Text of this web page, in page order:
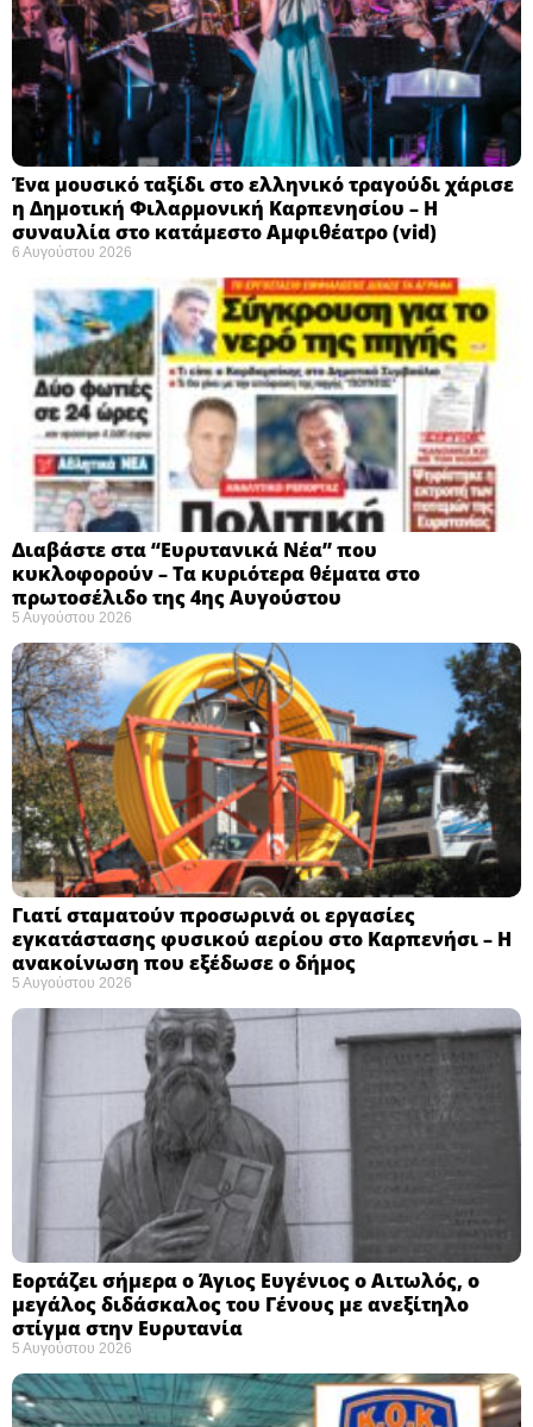
Ένα μουσικό ταξίδι στο ελληνικό τραγούδι χάρισε
η Δημοτική Φιλαρμονική Καρπενησίου – Η
συναυλία στο κατάμεστο Αμφιθέατρο (vid)
6 Αυγούστου 2026
Διαβάστε στα “Ευρυτανικά Νέα” που
κυκλοφορούν – Τα κυριότερα θέματα στο
πρωτοσέλιδο της 4ης Αυγούστου
5 Αυγούστου 2026
Γιατί σταματούν προσωρινά οι εργασίες
εγκατάστασης φυσικού αερίου στο Καρπενήσι – Η
ανακοίνωση που εξέδωσε ο δήμος
5 Αυγούστου 2026
Εορτάζει σήμερα ο Άγιος Ευγένιος ο Αιτωλός, ο
μεγάλος διδάσκαλος του Γένους με ανεξίτηλο
στίγμα στην Ευρυτανία
5 Αυγούστου 2026